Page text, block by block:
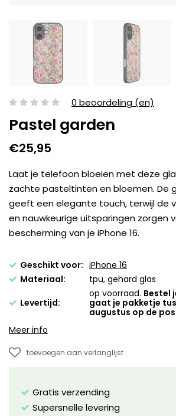
0 beoordeling (en)
Pastel garden
€25,95
Laat je telefoon bloeien met deze
zachte pasteltinten en bloemen. De
geeft een elegante touch, terwijl de
en nauwkeurige uitsparingen zorgen
bescherming van je iPhone 16.
Geschikt voor: iPhone 16
Materiaal:
tpu, gehard glas
Levertijd:
op voorraad. Bestel
gaat je pakketje
augustus op de
Meer info
toevoegen aan verlanglijst
Gratis verzending
Supersnelle levering